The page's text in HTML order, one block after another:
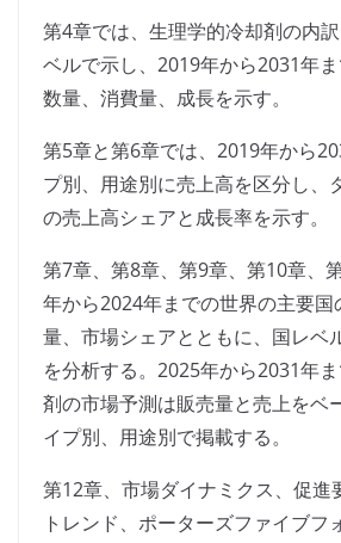
第4章では、生理学的冷却剤の内
ベルで示し、2019年から2031年
数量、消費量、成長を示す。
第5章と第6章では、2019年から
プ別、用途別に売上高を区分し、
の売上高シェアと成長率を示す。
第7章、第8章、第9章、第10章、
年から2024年までの世界の主要
量、市場シェアとともに、国レベ
を分析する。2025年から2031年
剤の市場予測は販売量と売上をベ
イプ別、用途別で掲載する。
第12章、市場ダイナミクス、促進
トレンド、ポーターズファイブフ